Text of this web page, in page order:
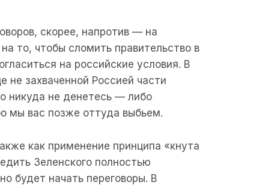
скорее, напротив — на
то, чтобы сломить правительство в
на российские условия. В
захваченной Россией части
никуда не денетесь — либо
мы вас позже оттуда выбьем.
как применение принципа «кнута
Зеленского полностью
будет начать переговоры. В